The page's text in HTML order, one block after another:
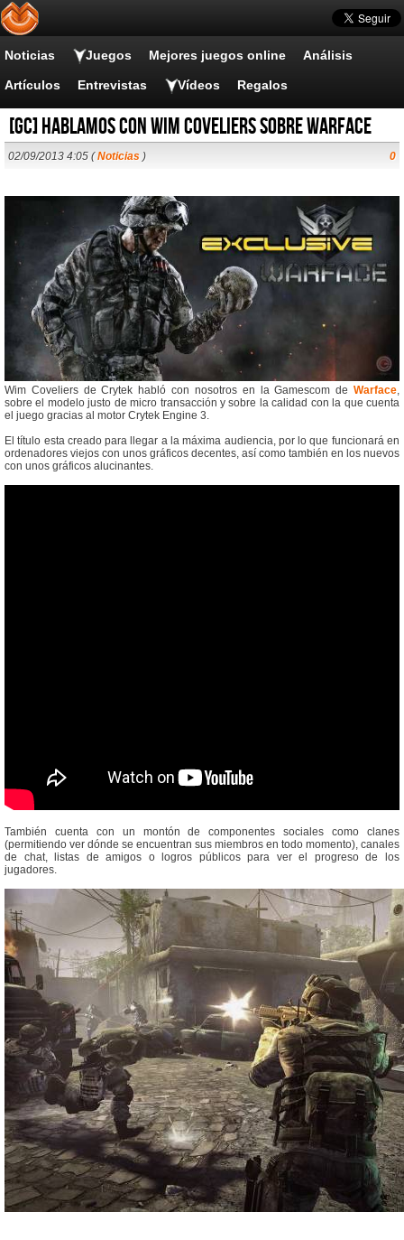
Noticias Juegos Mejores juegos online Análisis
Artículos Entrevistas Vídeos Regalos
[GC] Hablamos con Wim Coveliers sobre Warface
02/09/2013 4:05 (Noticias ) 0
Wim Coveliers de Crytek habló con nosotros en la Gamescom de Warface,
sobre el modelo justo de micro transacción y sobre la calidad con la que cuenta
el juego gracias al motor Crytek Engine 3.
El título esta creado para llegar a la máxima audiencia, por lo que funcionará en
ordenadores viejos con unos gráficos decentes, así como también en los nuevos
con unos gráficos alucinantes.
También cuenta con un montón de componentes sociales como clanes
(permitiendo ver dónde se encuentran sus miembros en todo momento), canales
de chat, listas de amigos o logros públicos para ver el progreso de los
jugadores.